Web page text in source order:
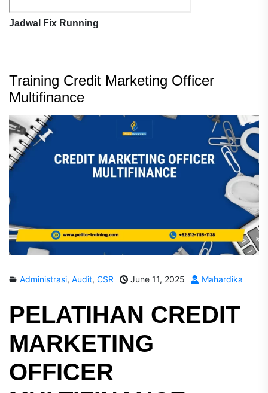
Jadwal Fix Running
Training Credit Marketing Officer
Multifinance
Administrasi, Audit, CSR June 11, 2025 Mahardika
PELATIHAN CREDIT
MARKETING
OFFICER